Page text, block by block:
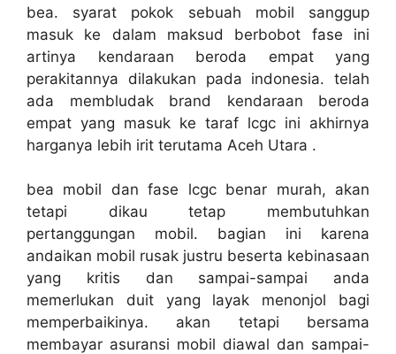
bea. syarat pokok sebuah mobil sanggup
masuk ke dalam maksud berbobot fase ini
artinya kendaraan beroda empat yang
perakitannya dilakukan pada indonesia. telah
ada membludak brand kendaraan beroda
empat yang masuk ke taraf lcgc ini akhirnya
harganya lebih irit terutama Aceh Utara .
bea mobil dan fase lcgc benar murah, akan
tetapi dikau tetap membutuhkan
pertanggungan mobil. bagian ini karena
andaikan mobil rusak justru beserta kebinasaan
yang kritis dan sampai-sampai anda
memerlukan duit yang layak menonjol bagi
memperbaikinya. akan tetapi bersama
membayar asuransi mobil diawal dan sampai-